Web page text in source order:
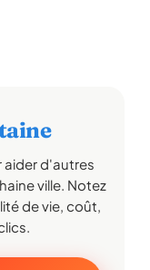
aider d'autres
ville. Notez
de vie, coût,